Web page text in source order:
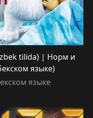
tilida) | Норм и
языке)
языке